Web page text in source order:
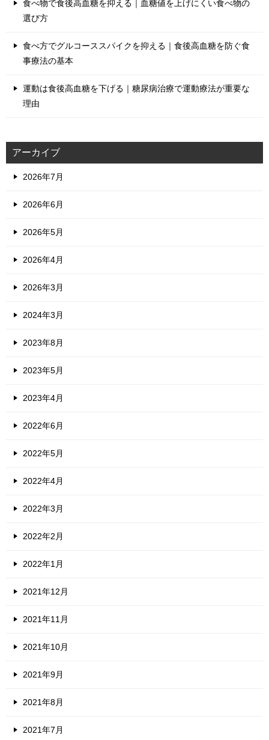
食べ物で食後高血糖を抑える｜血糖値を上げにくい食べ物の
選び方
食べ方でグルコーススパイクを抑える｜食後高血糖を防ぐ食
事療法の基本
運動は食後高血糖を下げる｜糖尿病治療で運動療法が重要な
理由
アーカイブ
2026年7月
2026年6月
2026年5月
2026年4月
2026年3月
2024年3月
2023年8月
2023年5月
2023年4月
2022年6月
2022年5月
2022年4月
2022年3月
2022年2月
2022年1月
2021年12月
2021年11月
2021年10月
2021年9月
2021年8月
2021年7月